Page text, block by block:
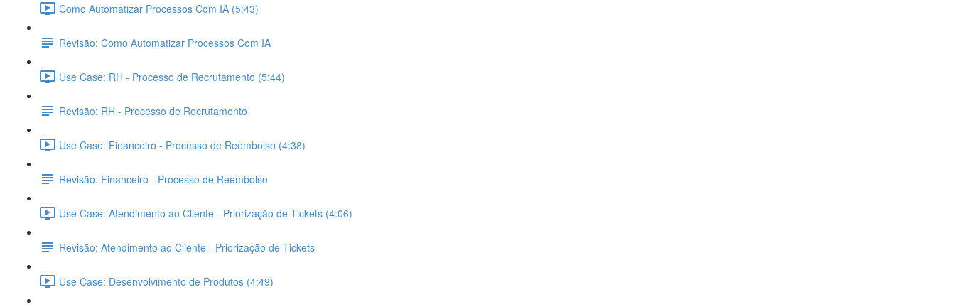
Como Automatizar Processos Com IA (5:43)
Revisão: Como Automatizar Processos Com IA
Use Case: RH - Processo de Recrutamento (5:44)
Revisão: RH - Processo de Recrutamento
Use Case: Financeiro - Processo de Reembolso (4:38)
Revisão: Financeiro - Processo de Reembolso
Use Case: Atendimento ao Cliente - Priorização de Tickets (4:06)
Revisão: Atendimento ao Cliente - Priorização de Tickets
Use Case: Desenvolvimento de Produtos (4:49)